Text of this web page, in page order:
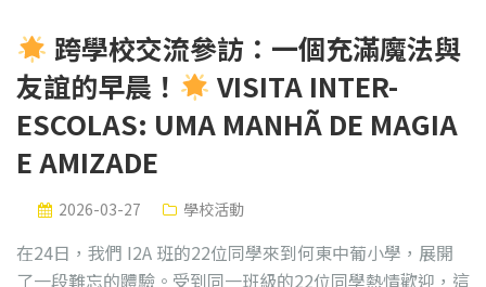
跨學校交流參訪：一個充滿魔法與
友誼的早晨！
VISITA INTER-
ESCOLAS: UMA MANHÃ DE MAGIA
E AMIZADE
2026-03-27 學校活動
在24日，我們 I2A 班的22位同學來到何東中葡小學，展開
了一段難忘的體驗。受到同一班級的22位同學熱情歡迎，這